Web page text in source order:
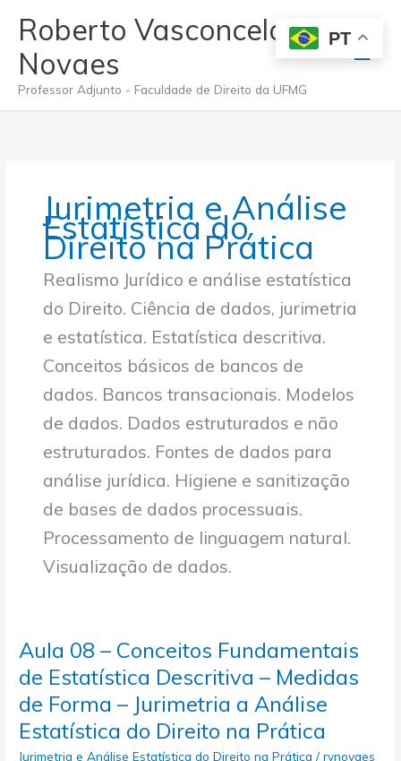
para
conteúdo
Roberto Vasconcelos
Novaes
Professor Adjunto - Faculdade de Direito da UFMG
Jurimetria e Análise
Estatística do
Direito na Prática
Realismo Jurídico e análise estatística
do Direito. Ciência de dados, jurimetria
e estatística. Estatística descritiva.
Conceitos básicos de bancos de
dados. Bancos transacionais. Modelos
de dados. Dados estruturados e não
estruturados. Fontes de dados para
análise jurídica. Higiene e sanitização
de bases de dados processuais.
Processamento de linguagem natural.
Visualização de dados.
Aula 08 – Conceitos Fundamentais
de Estatística Descritiva – Medidas
de Forma – Jurimetria a Análise
Estatística do Direito na Prática
Jurimetria e Análise Estatística do Direito na Prática /rvnovaes
PT